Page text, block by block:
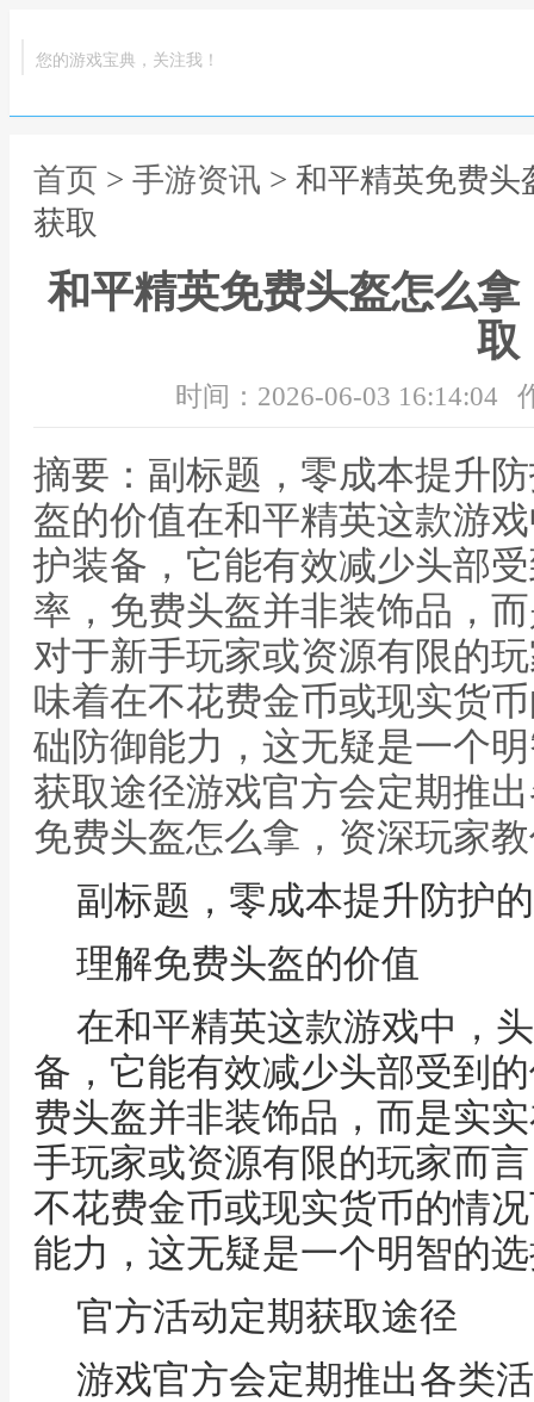
您的游戏宝典，关注我！
首页 > 手游资讯 > 和平精英免费
获取
和平精英免费头盔怎么
取
时间：2026-06-03 16:14:04
摘要：副标题，零成本提升
盔的价值在和平精英这款游
护装备，它能有效减少头部
率，免费头盔并非装饰品，
对于新手玩家或资源有限的
味着在不花费金币或现实货
础防御能力，这无疑是一个
获取途径游戏官方会定期推
免费头盔怎么拿，资深玩家
副标题，零成本提升防护
理解免费头盔的价值
在和平精英这款游戏中，
备，它能有效减少头部受到
费头盔并非装饰品，而是实
手玩家或资源有限的玩家而
不花费金币或现实货币的情
能力，这无疑是一个明智的
官方活动定期获取途径
游戏官方会定期推出各类